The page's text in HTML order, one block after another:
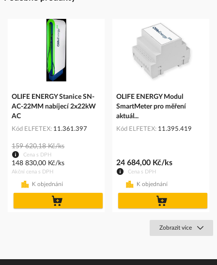
OLIFE ENERGY Stanice SN-
AC-22MM nabíjecí 2x22kW
AC
Kód ELFETEX 11.361.397
Cena s DPH
159 620,18 Kč/ks
Akční cena s DPH
148 830,00 Kč/ks
K objednání
OLIFE ENERGY Modul
SmartMeter pro měření
aktuál...
Kód ELFETEX 11.395.419
Cena s DPH
24 684,00 Kč/ks
K objednání
Zobrazit více